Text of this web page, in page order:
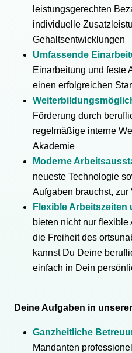
leistungsgerechten
individuelle
Gehaltsentwicklungen
Umfassende
Einarbeitung und feste
einen erfolgreichen
Förderung durch
regelmäßige interne
Akademie
Moderne
neueste Technologie
Aufgaben brauchst, zur
Flexible
bieten nicht nur
die Freiheit des
kannst Du Deine
einfach in Dein
Deine Aufgaben in
Ganzheitliche
Mandanten